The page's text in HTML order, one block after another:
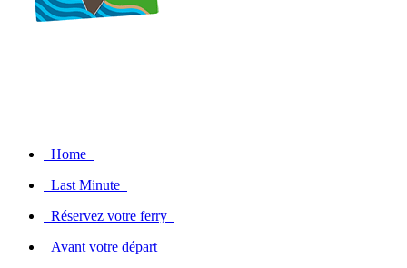
Home
Last Minute
Réservez votre ferry
Avant votre départ